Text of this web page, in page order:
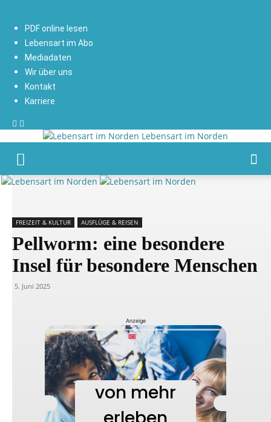
PDF online lesen
Lebensart im Abo
Mediadaten
Wir über uns
Kontakt
Karriere
Lebensart im Norden
FREIZEIT & KULTUR AUSFLÜGE & REISEN
Pellworm: eine besondere
Insel für besondere Menschen
5. Juni 2025
Anzeige